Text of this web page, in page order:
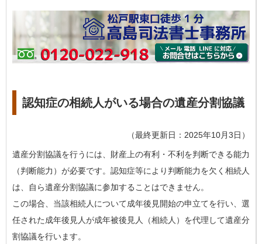
認知症の相続人がいる場合の遺産分割協議
（最終更新日：2025年10月3日）
遺産分割協議を行うには、財産上の有利・不利を判断できる能力
（判断能力）が必要です。認知症等により判断能力を欠く相続人
は、自ら遺産分割協議に参加することはできません。
この場合、当該相続人について成年後見開始の申立てを行い、選
任された成年後見人が成年被後見人（相続人）を代理して遺産分
割協議を行います。